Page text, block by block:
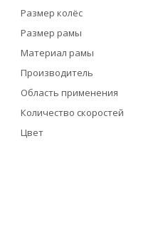
Размер колёс
Размер рамы
Материал рамы
Производитель
Область применения
Количество скоростей
Цвет